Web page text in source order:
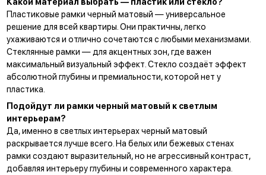
Пластиковые рамки черный матовый — универсальное
решение для всей квартиры. Они практичны, легко
ухаживаются и отлично сочетаются с любыми механизмами.
Стеклянные рамки — для акцентных зон, где важен
максимальный визуальный эффект. Стекло создаёт эффект
абсолютной глубины и премиальности, которой нет у
пластика.
Подойдут ли рамки черный матовый к светлым
интерьерам?
Да, именно в светлых интерьерах черный матовый
раскрывается лучше всего. На белых или бежевых стенах
рамки создают выразительный, но не агрессивный контраст,
добавляя интерьеру глубины и современного характера.